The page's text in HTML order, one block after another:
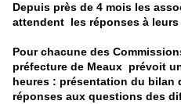
Depuis près de 4 mois les
attendent les réponses à
Pour chacune des
préfecture de Meaux prévoit
heures : présentation du bilan
réponses aux questions des